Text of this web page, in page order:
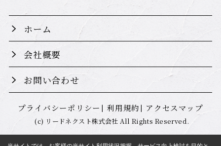
ホーム
会社概要
お問い合わせ
プライバシーポリシー 利用規約 アクセスマップ
(c) リードネクスト株式会社 All Rights Reserved.